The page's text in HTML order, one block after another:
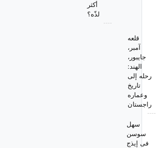
أکثر
لذّه؟
قلعه
آمبر،
جایبور،
الهند:
رحله إلى
تاریخ
وعماره
راجستان
سهل
سوسن
فی إیذج